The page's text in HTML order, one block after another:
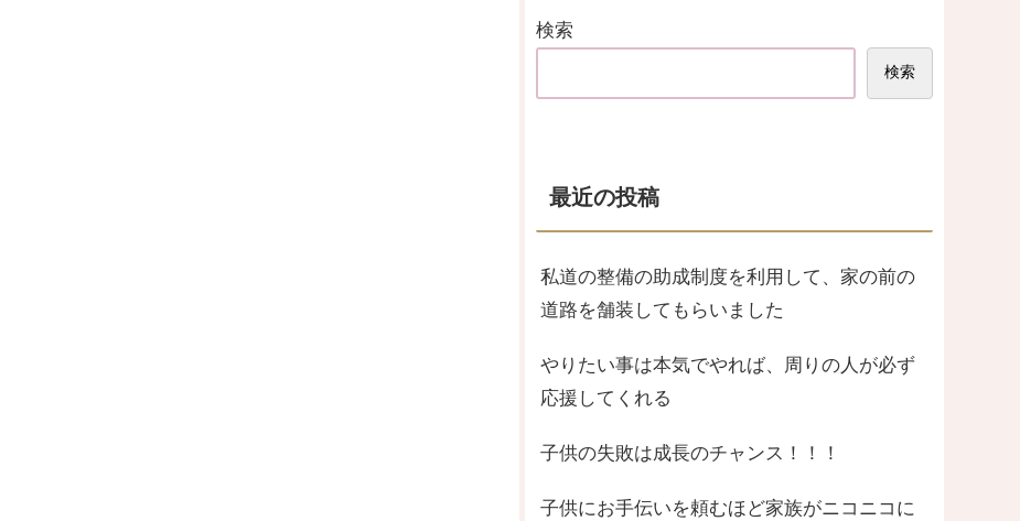
検索
検索
最近の投稿
私道の整備の助成制度を利用して、家の前の
道路を舗装してもらいました
やりたい事は本気でやれば、周りの人が必ず
応援してくれる
子供の失敗は成長のチャンス！！！
子供にお手伝いを頼むほど家族がニコニコに